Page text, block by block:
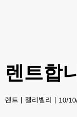
렌트합
렌트 젤리벨리 10/